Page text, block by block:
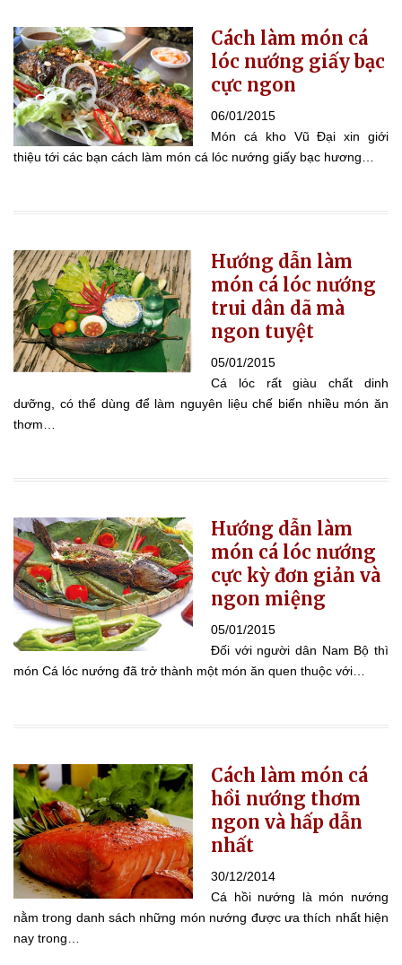
Cách làm món cá
lóc nướng giấy bạc
cực ngon
06/01/2015
Món cá kho Vũ Đại xin giới
thiệu tới các bạn cách làm món cá lóc nướng giấy bạc hương…
Hướng dẫn làm
món cá lóc nướng
trui dân dã mà
ngon tuyệt
05/01/2015
Cá lóc rất giàu chất dinh
dưỡng, có thể dùng để làm nguyên liệu chế biến nhiều món ăn
thơm…
Hướng dẫn làm
món cá lóc nướng
cực kỳ đơn giản và
ngon miệng
05/01/2015
Đối với người dân Nam Bộ thì
món Cá lóc nướng đã trở thành một món ăn quen thuộc với…
Cách làm món cá
hồi nướng thơm
ngon và hấp dẫn
nhất
30/12/2014
Cá hồi nướng là món nướng
nằm trong danh sách những món nướng được ưa thích nhất hiện
nay trong…